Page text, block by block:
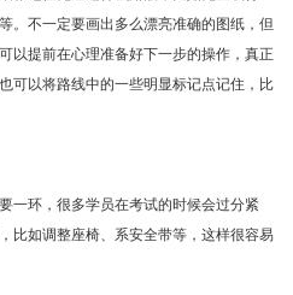
。不一定要画出多么漂亮准确的图纸，但
以提前在心理准备好下一步的操作，真正
可以将路线中的一些明显标记点记住，比
一环，很多学员在考试的时候会过分紧
比如调整座椅、系安全带等，这样很容易